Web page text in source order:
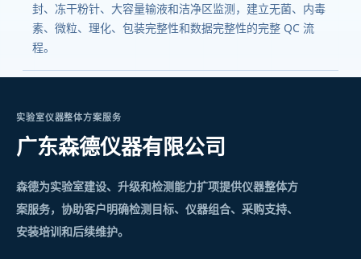
封、冻干粉针、大容量输液和洁净区监测，建立无菌、内毒
素、微粒、理化、包装完整性和数据完整性的完整 QC 流
程。
实验室仪器整体方案服务
广东森德仪器有限公司
森德为实验室建设、升级和检测能力扩项提供仪器整体方
案服务，协助客户明确检测目标、仪器组合、采购支持、
安装培训和后续维护。